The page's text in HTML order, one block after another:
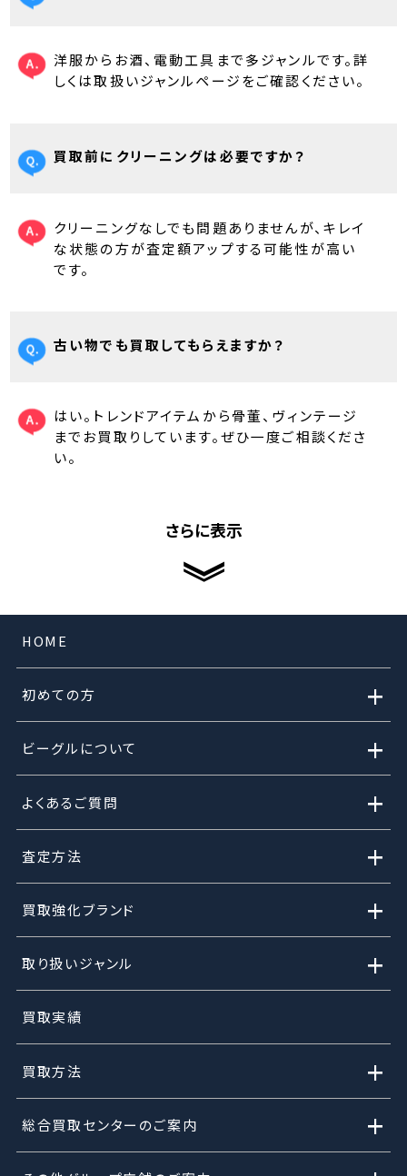
洋服からお酒、電動工具まで多ジャンルです。詳
しくは取扱いジャンルページをご確認ください。
買取前にクリーニングは必要ですか？
クリーニングなしでも問題ありませんが、キレイ
な状態の方が査定額アップする可能性が高い
です。
古い物でも買取してもらえますか？
はい。トレンドアイテムから骨董、ヴィンテージ
までお買取りしています。ぜひ一度ご相談くださ
い。
さらに表示
HOME
初めての方 +
ビーグルについて +
よくあるご質問 +
査定方法 +
買取強化ブランド +
取り扱いジャンル +
買取実績
買取方法 +
総合買取センターのご案内 +